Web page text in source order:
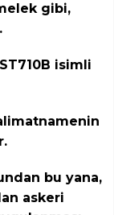
gibi,
isimli
bu yana,
askeri